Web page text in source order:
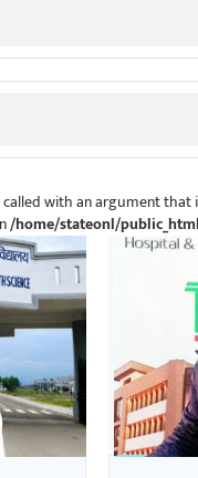
called with an argument that
/home/stateonl/